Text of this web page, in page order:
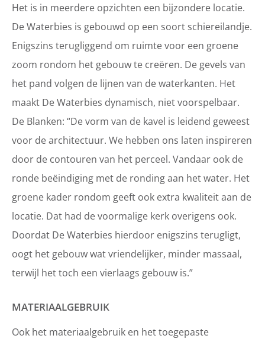
Het is in meerdere opzichten een bijzondere locatie.
De Waterbies is gebouwd op een soort schiereilandje.
Enigszins terugliggend om ruimte voor een groene
zoom rondom het gebouw te creëren. De gevels van
het pand volgen de lijnen van de waterkanten. Het
maakt De Waterbies dynamisch, niet voorspelbaar.
De Blanken: “De vorm van de kavel is leidend geweest
voor de architectuur. We hebben ons laten inspireren
door de contouren van het perceel. Vandaar ook de
ronde beëindiging met de ronding aan het water. Het
groene kader rondom geeft ook extra kwaliteit aan de
locatie. Dat had de voormalige kerk overigens ook.
Doordat De Waterbies hierdoor enigszins terugligt,
oogt het gebouw wat vriendelijker, minder massaal,
terwijl het toch een vierlaags gebouw is.”
MATERIAALGEBRUIK
Ook het materiaalgebruik en het toegepaste